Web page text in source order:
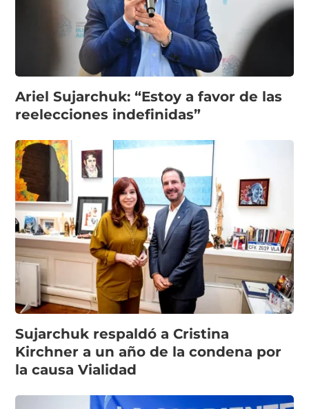
Ariel Sujarchuk: “Estoy a favor de las
reelecciones indefinidas”
Sujarchuk respaldó a Cristina
Kirchner a un año de la condena por
la causa Vialidad